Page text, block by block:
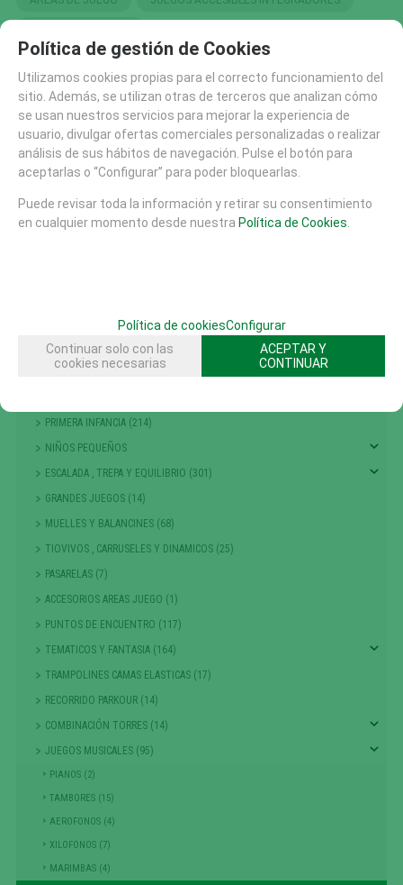
PANELES Y DIDACTICOS ACCESIBLES E INTEGRADORE
SOLICITAR MÁS INFO RECOMENDAR
AREAS DE JUEGO
TOBOGANES (89)
RECAMBIOS (10)
PRIMERA INFANCIA (214)
NIÑOS PEQUEÑOS
ESCALADA , TREPA Y EQUILIBRIO (301)
GRANDES JUEGOS (14)
MUELLES Y BALANCINES (68)
TIOVIVOS , CARRUSELES Y DINAMICOS (25)
PASARELAS (7)
ACCESORIOS AREAS JUEGO (1)
PUNTOS DE ENCUENTRO (117)
TEMATICOS Y FANTASIA (164)
TRAMPOLINES CAMAS ELASTICAS (17)
RECORRIDO PARKOUR (14)
COMBINACIÓN TORRES (14)
JUEGOS MUSICALES (95)
PIANOS (2)
TAMBORES (15)
AEROFONOS (4)
XILOFONOS (7)
MARIMBAS (4)
Política de gestión de Cookies
Utilizamos cookies propias para el correcto funcionamiento del
sitio. Además, se utilizan otras de terceros que analizan cómo
se usan nuestros servicios para mejorar la experiencia de
usuario, divulgar ofertas comerciales personalizadas o realizar
análisis de sus hábitos de navegación. Pulse el botón para
aceptarlas o “Configurar” para poder bloquearlas.
Puede revisar toda la información y retirar su consentimiento
en cualquier momento desde nuestra Política de Cookies
Política de cookiesConfigurar
Continuar solo con las
cookies necesarias
ACEPTAR Y
CONTINUAR